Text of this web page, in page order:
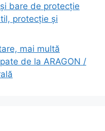
bare de protecție
protecție și
mai multă
de la ARAGON /